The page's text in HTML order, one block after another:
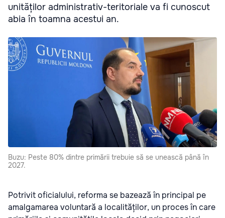
unităților administrativ-teritoriale va fi cunoscut
abia în toamna acestui an.
Buzu: Peste 80% dintre primării trebuie să se unească până în
2027.
Potrivit oficialului, reforma se bazează în principal pe
amalgamarea voluntară a localităților, un proces în care